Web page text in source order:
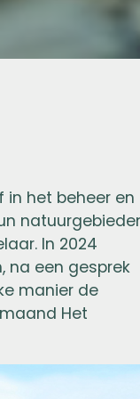
in het beheer en
In 2024
na een gesprek
manier de
Het